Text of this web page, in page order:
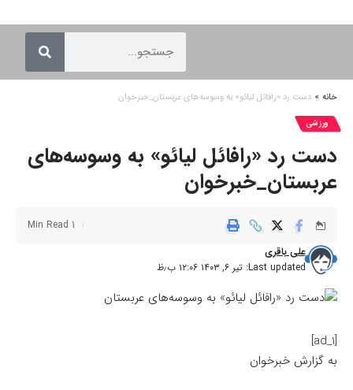
خانه » دست رد «رافائل لیائو» به وسوسه‌های عربستان_خبرخوان
ورزشی
دست رد «رافائل لیائو» به وسوسه‌های
عربستان_خبرخوان
Last updated: تیر ۶, ۱۴۰۳ ۱۲:۰۶ ب٫ظ
علی باقری
1 Min Read
[ad_1]
به گزارش خبرخوان